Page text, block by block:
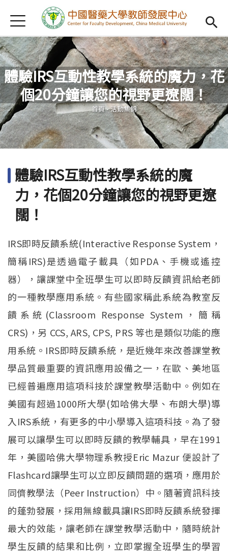
首頁
Open
認識我們
Open
教學研習
Open
新進教師
Open
傑出教授
Open
教師專業社群
Open
借用項目
AI專區
Jump to Navigation
Jump to Main content
體驗IRS互動性教學系統的魔力，花
個20分鐘讓您的視野更遼闊！
您在這裡
首頁-活動集錦
體驗IRS互動性教學系統的魔
力，花個20分鐘讓您的視野更遼
闊！
IRS即時反饋系統(Interactive Response System，
簡稱IRS)是透過電子載具（如PDA、手機或遙控
器），讓課堂中全班學生可以即時反饋資訊給老師
的一種教學應用系統。有些國家稱此系統為教室反
饋系統(Classroom Response System，簡稱
CRS)，另 CCS, ARS, CPS, PRS 等也是類似功能的應
用系統。IRS即時反饋系統，是近幾年來改善課堂教
學品質最重要的資訊應用設備之一，在歐、美地區
已經普遍應用這項科技於課堂教學活動中。例如在
美國有超過1000所大學(如哈佛大學、布朗大學)導
入IRS系統，有更多的中小學導入這項科技。為了發
展可以讓學生可以即時反饋的教學輔具，早在1991
年，美國哈佛大學物理系教授Eric Mazur 便設計了
Flashcard讓學生可以立即反饋問題的選項，應用於
同儕教學法（Peer Instruction）中。隨著資訊科技
的蓬勃發展，採用無線載具讓IRS即時反饋系統發揮
最大的效能，讓老師在課堂教學活動中，隨時統計
學生反饋的結果和比例，立即掌握全班學生的學習